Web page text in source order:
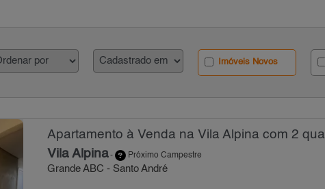
Imóveis Novos
Apartamento à Venda na Vila Alpina com 2
Vila Alpina- Próximo Campestre
Grande ABC - Santo André